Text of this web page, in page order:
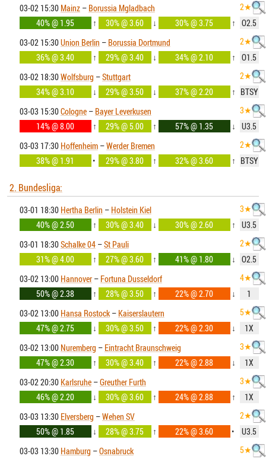
03-02 15:30 Mainz– Borussia Mgladbach
2★
40% @ 1.95
↑ 30% @ 3.60 ↓ 30% @ 3.75 ↑
O2.5
03-02 15:30Union Berlin – Borussia Dortmund
2★
36% @ 3.40
↑ 29% @ 3.40 ↓ 34% @ 2.10 ↑
O1.5
03-02 18:30Wolfsburg –Stuttgart
2★
34% @ 3.10
↓ 29% @ 3.50 ↓ 37% @ 2.20 ↑ BTSY
03-03 15:30Cologne– Bayer Leverkusen
3★
14% @ 8.00
↑ 29% @ 5.00 ↑ 57% @ 1.35 ↓
U3.5
03-03 17:30 Hoffenheim–Werder Bremen
2★
38% @ 1.91
• 29% @ 3.80 ↑ 32% @ 3.60 ↑ BTSY
2. Bundesliga:
03-01 18:30 Hertha Berlin – Holstein Kiel
3★
40% @ 2.50
↑ 30% @ 3.40 ↓ 30% @ 2.60 ↑
U3.5
03-01 18:30Schalke 04–St Pauli
2★
31% @ 4.00
↑ 27% @ 3.60 ↑ 41% @ 1.80 ↓
O2.5
03-02 13:00 Hannover– Fortuna Dusseldorf
4★
50% @ 2.38
↑ 28% @ 3.50 ↑ 22% @ 2.70 ↓
1
03-02 13:00 Hansa Rostock– Kaiserslautern
5★
47% @ 2.75
↓ 30% @ 3.50 ↑ 22% @ 2.30 ↓
1X
03-02 13:00 Nuremberg – Eintracht Braunschweig
3★
47% @ 2.30
↑ 30% @ 3.40 ↑ 22% @ 2.88 ↓
1X
03-02 20:30 Karlsruhe–Greuther Furth
3★
46% @ 2.20
↓ 30% @ 3.60 ↑ 24% @ 2.88 ↑
1X
03-03 13:30 Elversberg –Wehen SV
2★
50% @ 1.85
↓ 28% @ 3.75 ↑ 22% @ 3.60 •
U3.5
03-03 13:30 Hamburg –Osnabruck
5★